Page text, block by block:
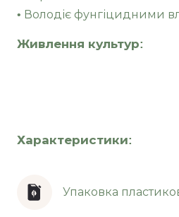
• Володіє фунгіцидними
Живлення культур:
Характеристики:
Упаковка